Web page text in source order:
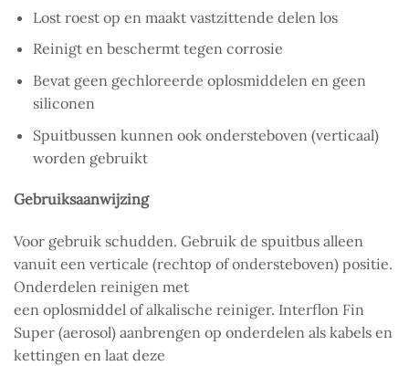
Lost roest op en maakt vastzittende delen los
Reinigt en beschermt tegen corrosie
Bevat geen gechloreerde oplosmiddelen en geen
siliconen
Spuitbussen kunnen ook ondersteboven (verticaal)
worden gebruikt
Gebruiksaanwijzing
Voor gebruik schudden. Gebruik de spuitbus alleen
vanuit een verticale (rechtop of ondersteboven) positie.
Onderdelen reinigen met
een oplosmiddel of alkalische reiniger. Interflon Fin
Super (aerosol) aanbrengen op onderdelen als kabels en
kettingen en laat deze